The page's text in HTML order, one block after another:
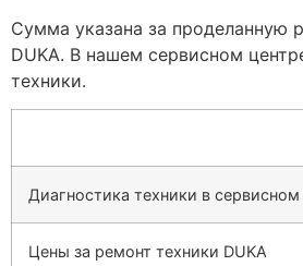
Сумма указана за проделанную
DUKA. В нашем сервисном
техники.
Диагностика техники в сервисном
Цены за ремонт техники DUKA